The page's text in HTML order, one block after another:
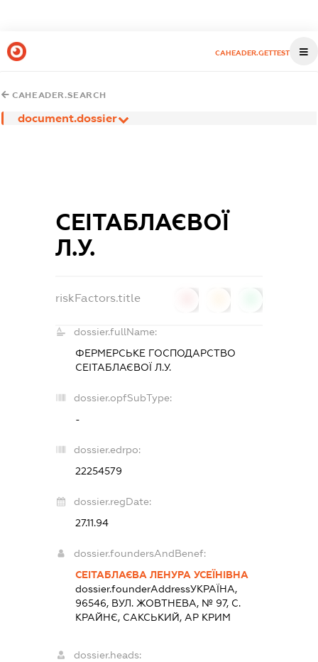
CAHEADER.GETTEST
CAHEADER.SEARCH
document.dossier
СЕІТАБЛАЄВОЇ
Л.У.
riskFactors.title
dossier.fullName:
ФЕРМЕРСЬКЕ ГОСПОДАРСТВО
СЕІТАБЛАЄВОЇ Л.У.
dossier.opfSubType:
-
dossier.edrpo:
22254579
dossier.regDate:
27.11.94
dossier.foundersAndBenef:
СЕІТАБЛАЄВА ЛЕНУРА УСЕЇНІВНА
dossier.founderAddressУКРАЇНА,
96546, ВУЛ. ЖОВТНЕВА, № 97, С.
КРАЙНЄ, САКСЬКИЙ, АР КРИМ
dossier.heads: